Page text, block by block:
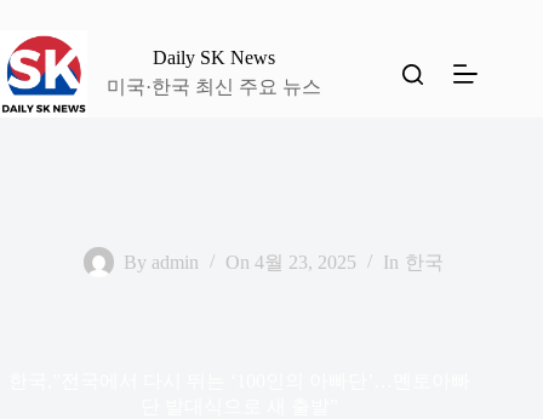
으
로
건
Daily SK News
미국·한국 최신 주요 뉴스
By admin On 4월 23, 2025 In 한국